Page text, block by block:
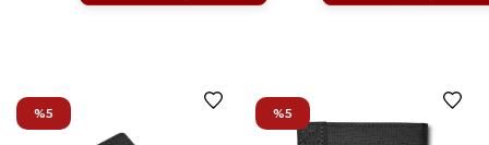
%5 %5